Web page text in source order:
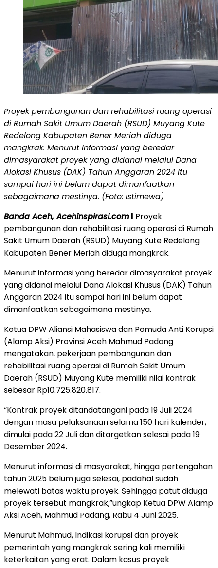
Proyek pembangunan dan rehabilitasi ruang operasi
di Rumah Sakit Umum Daerah (RSUD) Muyang Kute
Redelong Kabupaten Bener Meriah diduga
mangkrak. Menurut informasi yang beredar
dimasyarakat proyek yang didanai melalui Dana
Alokasi Khusus (DAK) Tahun Anggaran 2024 itu
sampai hari ini belum dapat dimanfaatkan
sebagaimana mestinya. (Foto: Istimewa)
Banda Aceh, Acehinspirasi.coml Proyek
pembangunan dan rehabilitasi ruang operasi di Rumah
Sakit Umum Daerah (RSUD) Muyang Kute Redelong
Kabupaten Bener Meriah diduga mangkrak.
Menurut informasi yang beredar dimasyarakat proyek
yang didanai melalui Dana Alokasi Khusus (DAK) Tahun
Anggaran 2024 itu sampai hari ini belum dapat
dimanfaatkan sebagaimana mestinya.
Ketua DPW Aliansi Mahasiswa dan Pemuda Anti Korupsi
(Alamp Aksi) Provinsi Aceh Mahmud Padang
mengatakan, pekerjaan pembangunan dan
rehabilitasi ruang operasi di Rumah Sakit Umum
Daerah (RSUD) Muyang Kute memiliki nilai kontrak
sebesar Rp10.725.820.817.
“Kontrak proyek ditandatangani pada 19 Juli 2024
dengan masa pelaksanaan selama 150 hari kalender,
dimulai pada 22 Juli dan ditargetkan selesai pada 19
Desember 2024.
Menurut informasi di masyarakat, hingga pertengahan
tahun 2025 belum juga selesai, padahal sudah
melewati batas waktu proyek. Sehingga patut diduga
proyek tersebut mangkrak,”ungkap Ketua DPW Alamp
Aksi Aceh, Mahmud Padang, Rabu 4 Juni 2025.
Menurut Mahmud, Indikasi korupsi dan proyek
pemerintah yang mangkrak sering kali memiliki
keterkaitan yang erat. Dalam kasus proyek